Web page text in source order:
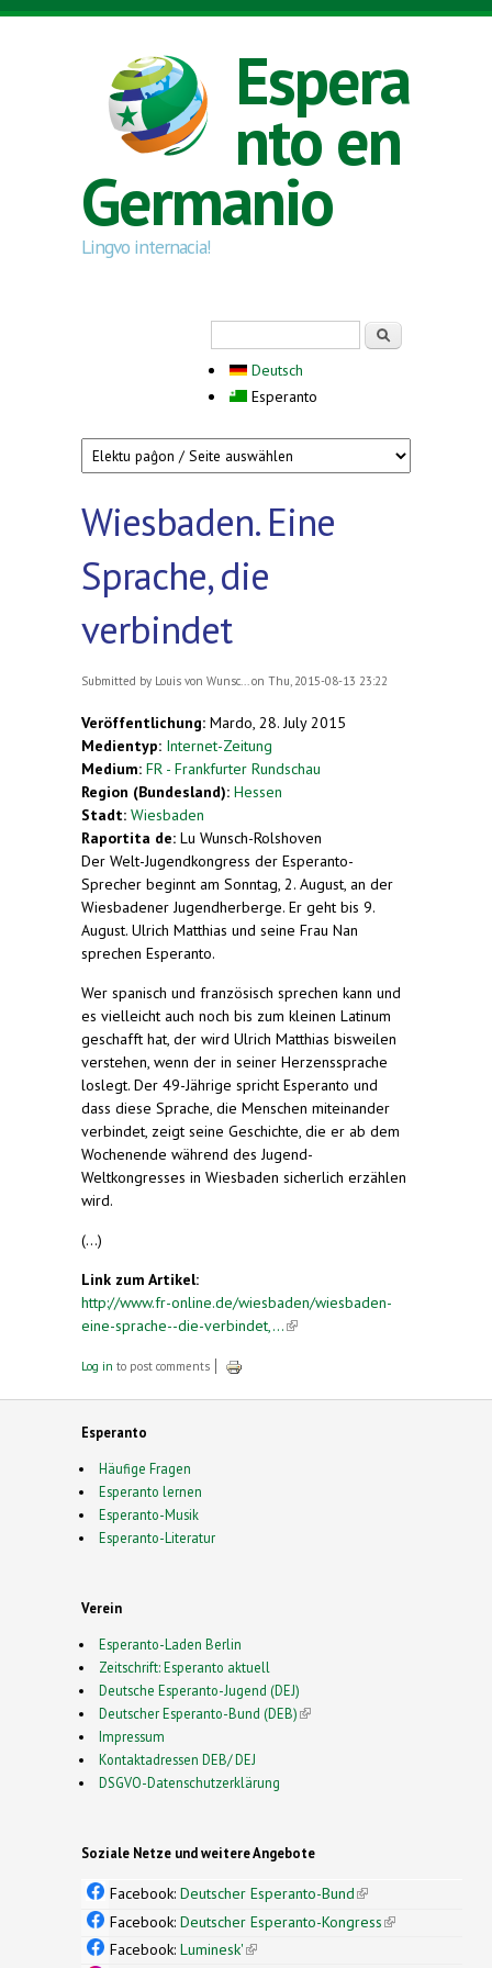
Skip to main content
Espera
nto en
Germanio
Lingvo internacia!
Deutsch
Esperanto
Wiesbaden. Eine
Sprache, die
verbindet
Submitted by Louis von Wunsc... on Thu, 2015-08-13 23:22
Veröffentlichung: Mardo, 28. July 2015
Medientyp: Internet-Zeitung
Medium: FR - Frankfurter Rundschau
Region (Bundesland): Hessen
Stadt: Wiesbaden
Raportita de: Lu Wunsch-Rolshoven
Der Welt-Jugendkongress der Esperanto-
Sprecher beginnt am Sonntag, 2. August, an der
Wiesbadener Jugendherberge. Er geht bis 9.
August. Ulrich Matthias und seine Frau Nan
sprechen Esperanto.
Wer spanisch und französisch sprechen kann und
es vielleicht auch noch bis zum kleinen Latinum
geschafft hat, der wird Ulrich Matthias bisweilen
verstehen, wenn der in seiner Herzenssprache
loslegt. Der 49-Jährige spricht Esperanto und
dass diese Sprache, die Menschen miteinander
verbindet, zeigt seine Geschichte, die er ab dem
Wochenende während des Jugend-
Weltkongresses in Wiesbaden sicherlich erzählen
wird.
(...)
Link zum Artikel:
http://www.fr-online.de/wiesbaden/wiesbaden-
eine-sprache--die-verbindet,...(link is external)
Log in to post comments
Esperanto
Häufige Fragen
Esperanto lernen
Esperanto-Musik
Esperanto-Literatur
Verein
Esperanto-Laden Berlin
Zeitschrift: Esperanto aktuell
Deutsche Esperanto-Jugend (DEJ)
Deutscher Esperanto-Bund (DEB)(link is external)
Impressum
Kontaktadressen DEB/ DEJ
DSGVO-Datenschutzerklärung
Soziale Netze und weitere Angebote
Facebook: Deutscher Esperanto-Bund(link is
external)
Facebook: Deutscher Esperanto-Kongress(link is
Facebook: Luminesk'(link is external)